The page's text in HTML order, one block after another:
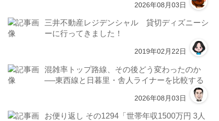
2026年08月03日
三井不動産レジデンシャル 貸切ディズニーシ
ーに行ってきました！
2019年02月22日
混雑率トップ路線、その後どう変わったのか
──東西線と日暮里・舎人ライナーを比較する
2026年08月03日
お便り返し その1294「世帯年収1500万円 3人